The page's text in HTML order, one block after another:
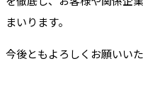
まいります。
今後ともよろしくお願いいた